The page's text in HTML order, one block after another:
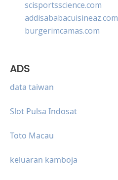
scisportsscience.com
addisababacuisineaz.com
burgerimcamas.com
ADS
data taiwan
Slot Pulsa Indosat
Toto Macau
keluaran kamboja